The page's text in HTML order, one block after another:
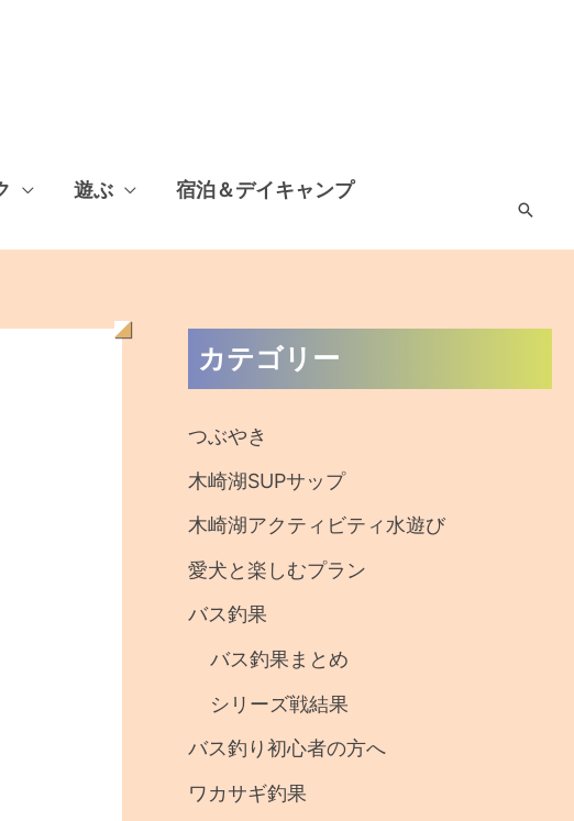
遊ぶ
宿泊＆デイキャンプ
検
カテゴリー
つぶやき
木崎湖SUPサップ
木崎湖アクティビティ水遊び
愛犬と楽しむプラン
バス釣果
バス釣果まとめ
シリーズ戦結果
バス釣り初心者の方へ
ワカサギ釣果
去
の
釣
果